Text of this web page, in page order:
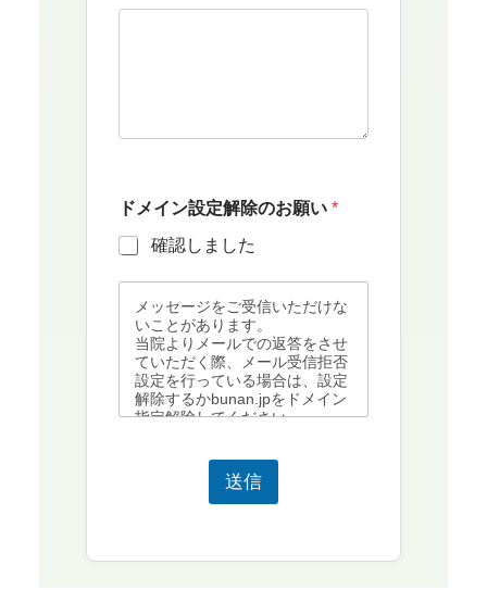
ドメイン設定解除のお願い *
確認しました
メッセージをご受信いただけな
いことがあります。
当院よりメールでの返答をさせ
ていただく際、メール受信拒否
設定を行っている場合は、設定
解除するかbunan.jpをドメイン
指定解除してください。
送信